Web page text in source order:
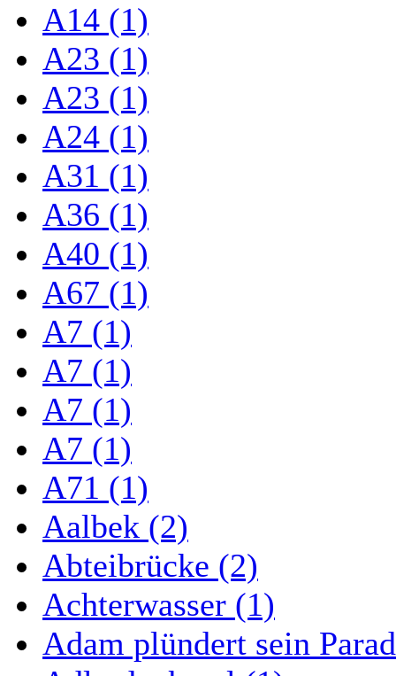
A14 (1)
A23 (1)
A23 (1)
A24 (1)
A31 (1)
A36 (1)
A40 (1)
A67 (1)
A7 (1)
A7 (1)
A7 (1)
A7 (1)
A71 (1)
Aalbek (2)
Abteibrücke (2)
Achterwasser (1)
Adam plündert sein